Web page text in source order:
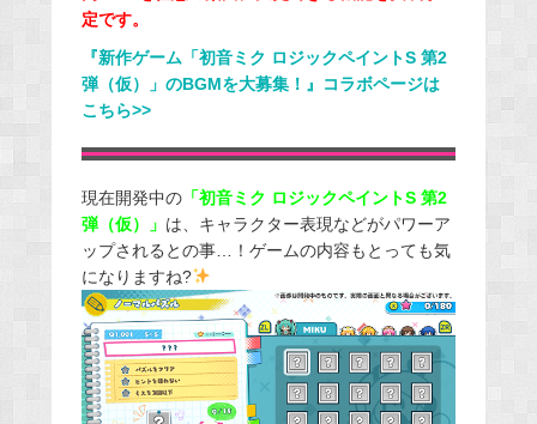
定です。
『新作ゲーム「初音ミク ロジックペイントS 第2
弾（仮）」のBGMを大募集！』コラボページは
こちら>>
現在開発中の「初音ミク ロジックペイントS 第2
弾（仮）」 は、キャラクター表現などがパワーア
ップされるとの事…！ゲームの内容もとっても気
になりますね?